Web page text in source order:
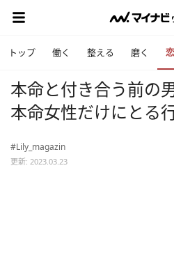
トップ 働く 整える 磨く
本命と付き合う前の
本命女性だけにとる
#Lily_magazin
更新: 2023.03.23